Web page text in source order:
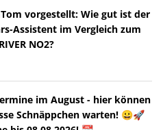
vorgestellt: Wie gut ist der
Assistent im Vergleich zum
NO2?
im August - hier können
Schnäppchen warten! 😀🚀